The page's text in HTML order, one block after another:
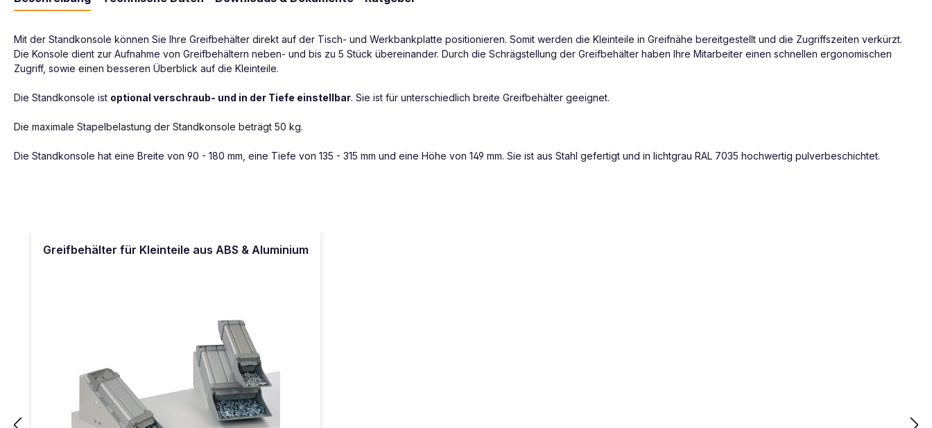
Mit der Standkonsole können Sie Ihre Greifbehälter direkt auf der Tisch- und Werkbankplatte positionieren. Somit werden die Kleinteile in Greifnähe bereitgestellt und die Zugriffszeiten verkürzt.
Die Konsole dient zur Aufnahme von Greifbehältern neben- und bis zu 5 Stück übereinander. Durch die Schrägstellung der Greifbehälter haben Ihre Mitarbeiter einen schnellen ergonomischen
Zugriff, sowie einen besseren Überblick auf die Kleinteile.
Die Standkonsole ist optional verschraub- und in der Tiefe einstellbar. Sie ist für unterschiedlich breite Greifbehälter geeignet.
Die maximale Stapelbelastung der Standkonsole beträgt 50 kg.
Die Standkonsole hat eine Breite von 90 - 180 mm, eine Tiefe von 135 - 315 mm und eine Höhe von 149 mm. Sie ist aus Stahl gefertigt und in lichtgrau RAL 7035 hochwertig pulverbeschichtet.
Greifbehälter für Kleinteile aus ABS & Aluminium